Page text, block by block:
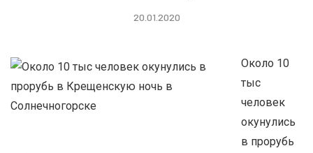
20.01.2020
Около 10
тыс
человек
окунулись
в прорубь